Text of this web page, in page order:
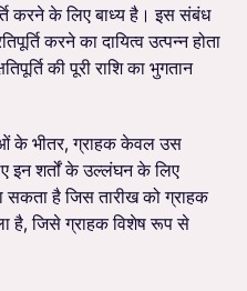
करने के लिए बाध्य है। इस संबंध
करने का दायित्व उत्पन्न होता
की पूरी राशि का भुगतान
के भीतर, ग्राहक केवल उस
इन शर्तों के उल्लंघन के लिए
सकता है जिस तारीख को ग्राहक
है, जिसे ग्राहक विशेष रूप से